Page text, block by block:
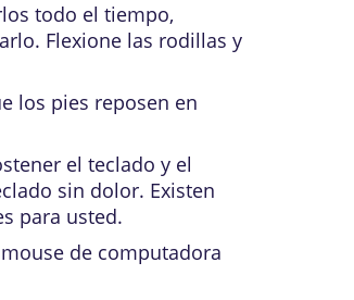
todo el tiempo,
Flexione las rodillas y
los pies reposen en
el teclado y el
sin dolor. Existen
para usted.
de computadora